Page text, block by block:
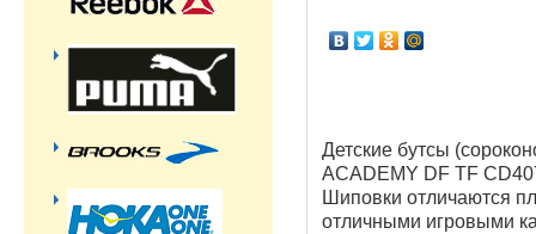
Детские бутсы
ACADEMY DF TF
Шиповки отличаются
отличными игровыми